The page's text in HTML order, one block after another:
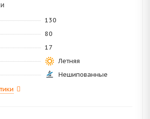
130
80
17
Летняя
Нешипованные